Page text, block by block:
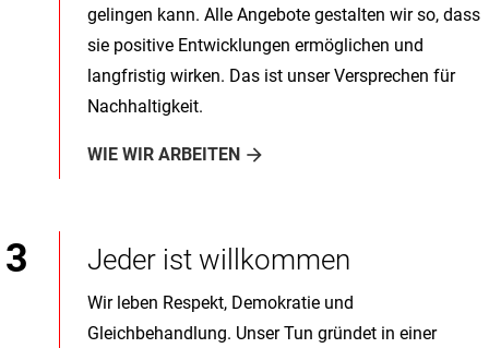
gelingen kann. Alle Angebote gestalten wir so, dass
sie positive Entwicklungen ermöglichen und
langfristig wirken. Das ist unser Versprechen für
Nachhaltigkeit.
WIE WIR ARBEITEN
Jeder ist willkommen
Wir leben Respekt, Demokratie und
Gleichbehandlung. Unser Tun gründet in einer